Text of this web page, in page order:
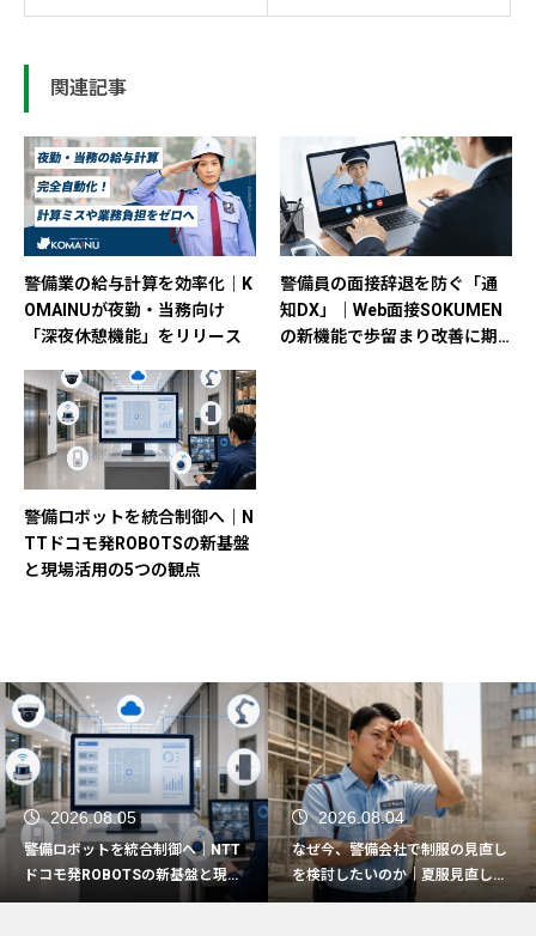
関連記事
警備業の給与計算を効率化｜K
OMAINUが夜勤・当務向け
「深夜休憩機能」をリリース
警備員の面接辞退を防ぐ「通
知DX」｜Web面接SOKUMEN
の新機能で歩留まり改善に期
警備ロボットを統合制御へ｜N
TTドコモ発ROBOTSの新基盤
と現場活用の5つの観点
2026.08.05
警備ロボットを統合制御へ｜NTT
ドコモ発ROBOTSの新基盤と現場
活用の5つの観点
2026.08.04
なぜ今、警備会社で制服の見直し
を検討したいのか｜夏服見直しで
押さえたい実務ポイント